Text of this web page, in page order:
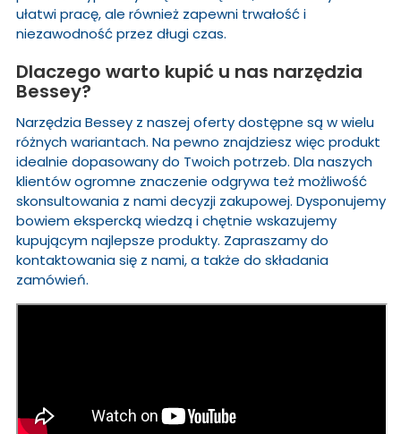
ułatwi pracę, ale również zapewni trwałość i
niezawodność przez długi czas.
Dlaczego warto kupić u nas narzędzia
Bessey?
Narzędzia Bessey z naszej oferty dostępne są w wielu
różnych wariantach. Na pewno znajdziesz więc produkt
idealnie dopasowany do Twoich potrzeb. Dla naszych
klientów ogromne znaczenie odgrywa też możliwość
skonsultowania z nami decyzji zakupowej. Dysponujemy
bowiem ekspercką wiedzą i chętnie wskazujemy
kupującym najlepsze produkty. Zapraszamy do
kontaktowania się z nami, a także do składania
zamówień.